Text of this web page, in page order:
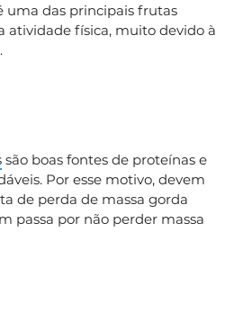
uma das principais frutas
atividade física, muito devido à
são boas fontes de proteínas e
Por esse motivo, devem
de perda de massa gorda
passa por não perder massa